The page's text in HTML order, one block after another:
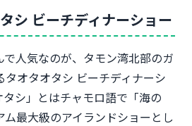
シ ビーチディナーショー
で人気なのが、タモン湾北部のガ
タオタオタシ ビーチディナーシ
タシ」とはチャモロ語で「海の
最大級のアイランドショーとし